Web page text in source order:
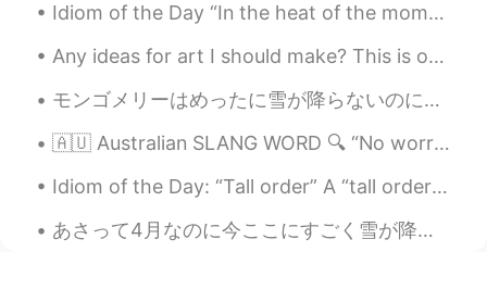
EN JP CNKR
@Miki DMKFL 訂正をありがとう！
yupenmome 2020.09.07 05:04
English, so it help me study English.
Idiom of the Day “In the heat of the moment” Sometimes people let their emotions get the best o...
Any ideas for art I should make? This is one of my drawings I made a week ago ^^ Do you like draw...
モンゴメリーはめったに雪が降らないのに極渦のせいで今細雪が降っています。❄️🌨仕事行きたくない〜 一日中はベドで猫ちゃんと遊んで、コーヒーを飲みたい！ 雪が降ってる時、厚い毛皮がある動物の以外は...
🇦🇺 Australian SLANG WORD 🔍 “No worries” = no problem, I’m happy to do that 😎 🧑 Thanks for helpin...
Idiom of the Day: “Tall order” A “tall order” is an expression Americans use to say that a task ...
あさって4月なのに今ここにすごく雪が降って積もってます🌨️🌨️🌨️ 私の「そろそろ冬の服をしまってもいいかなぁ」という考え方は甘かったですね😆 こういうときにぴったりのイタリア語のことわざが...